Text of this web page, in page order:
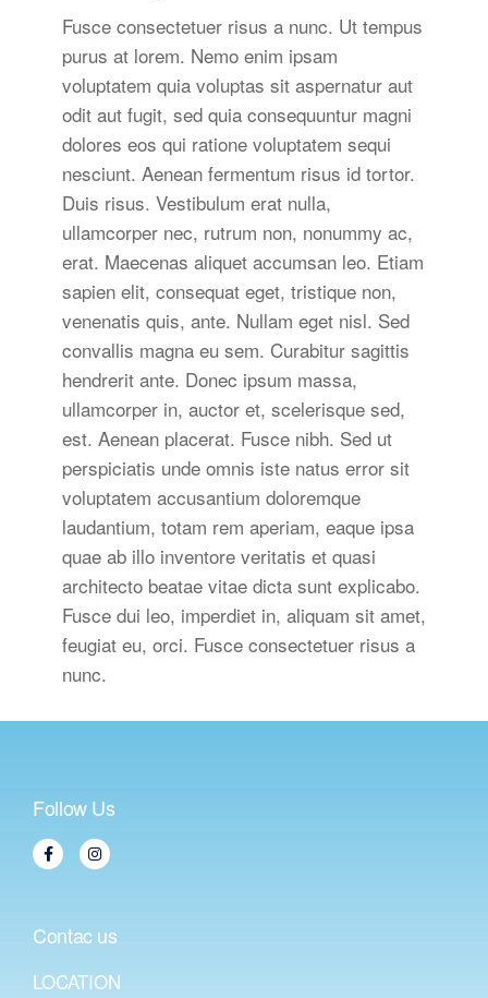
Fusce consectetuer risus a nunc. Ut tempus
purus at lorem. Nemo enim ipsam
voluptatem quia voluptas sit aspernatur aut
odit aut fugit, sed quia consequuntur magni
dolores eos qui ratione voluptatem sequi
nesciunt. Aenean fermentum risus id tortor.
Duis risus. Vestibulum erat nulla,
ullamcorper nec, rutrum non, nonummy ac,
erat. Maecenas aliquet accumsan leo. Etiam
sapien elit, consequat eget, tristique non,
venenatis quis, ante. Nullam eget nisl. Sed
convallis magna eu sem. Curabitur sagittis
hendrerit ante. Donec ipsum massa,
ullamcorper in, auctor et, scelerisque sed,
est. Aenean placerat. Fusce nibh. Sed ut
perspiciatis unde omnis iste natus error sit
voluptatem accusantium doloremque
laudantium, totam rem aperiam, eaque ipsa
quae ab illo inventore veritatis et quasi
architecto beatae vitae dicta sunt explicabo.
Fusce dui leo, imperdiet in, aliquam sit amet,
feugiat eu, orci. Fusce consectetuer risus a
nunc.
Follow Us
Contac us
LOCATION